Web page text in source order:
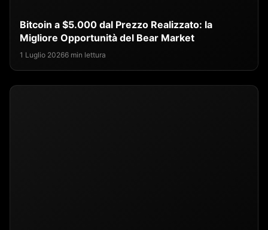
Bitcoin a $5.000 dal Prezzo Realizzato: la
Migliore Opportunità del Bear Market
1 Luglio 20266 min lettura